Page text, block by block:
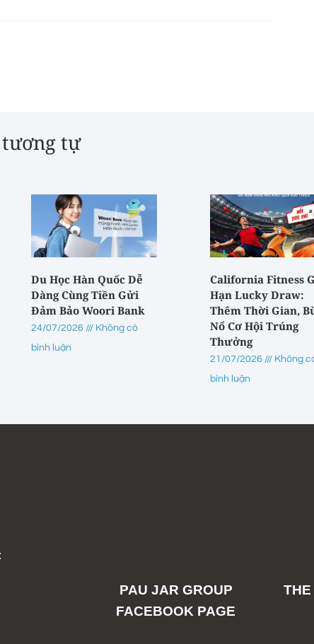
tự
Du Học Hàn Quốc Dễ
Dàng Cùng Tiền Gửi
Đảm Bảo Woori Bank
24/07/2026
Không có
bình luận
California Fitness
Hạn Lucky Draw:
Thêm Thời Gian,
Nổ Cơ Hội Trúng
Thưởng
21/07/2026
Không
bình luận
PAU JAR GROUP
FACEBOOK PAGE
THE